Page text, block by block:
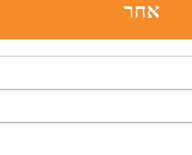
אחר